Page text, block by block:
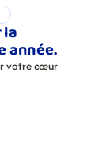
année.
votre cœur